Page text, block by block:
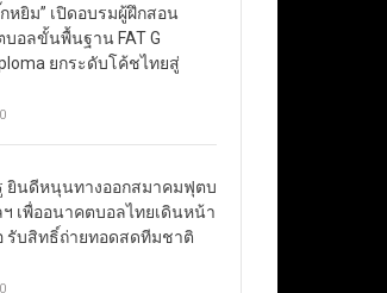
หยิม” เปิดอบรมผู้ฝึกสอน
บอลขั้นพื้นฐาน FAT G
ยกระดับโค้ชไทยสู่
0
ยินดีหนุนทางออกสมาคมฟุตบ
ฯ เพื่ออนาคตบอลไทยเดินหน้า
รับสิทธิ์ถ่ายทอดสดทีมชาติ
0